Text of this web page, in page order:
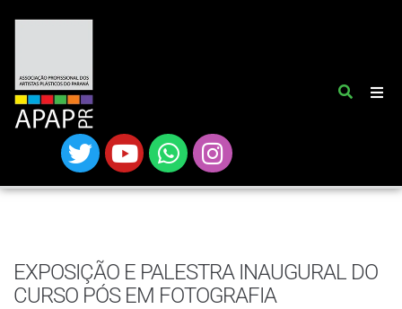
EXPOSIÇÃO E PALESTRA INAUGURAL DO
CURSO PÓS EM FOTOGRAFIA